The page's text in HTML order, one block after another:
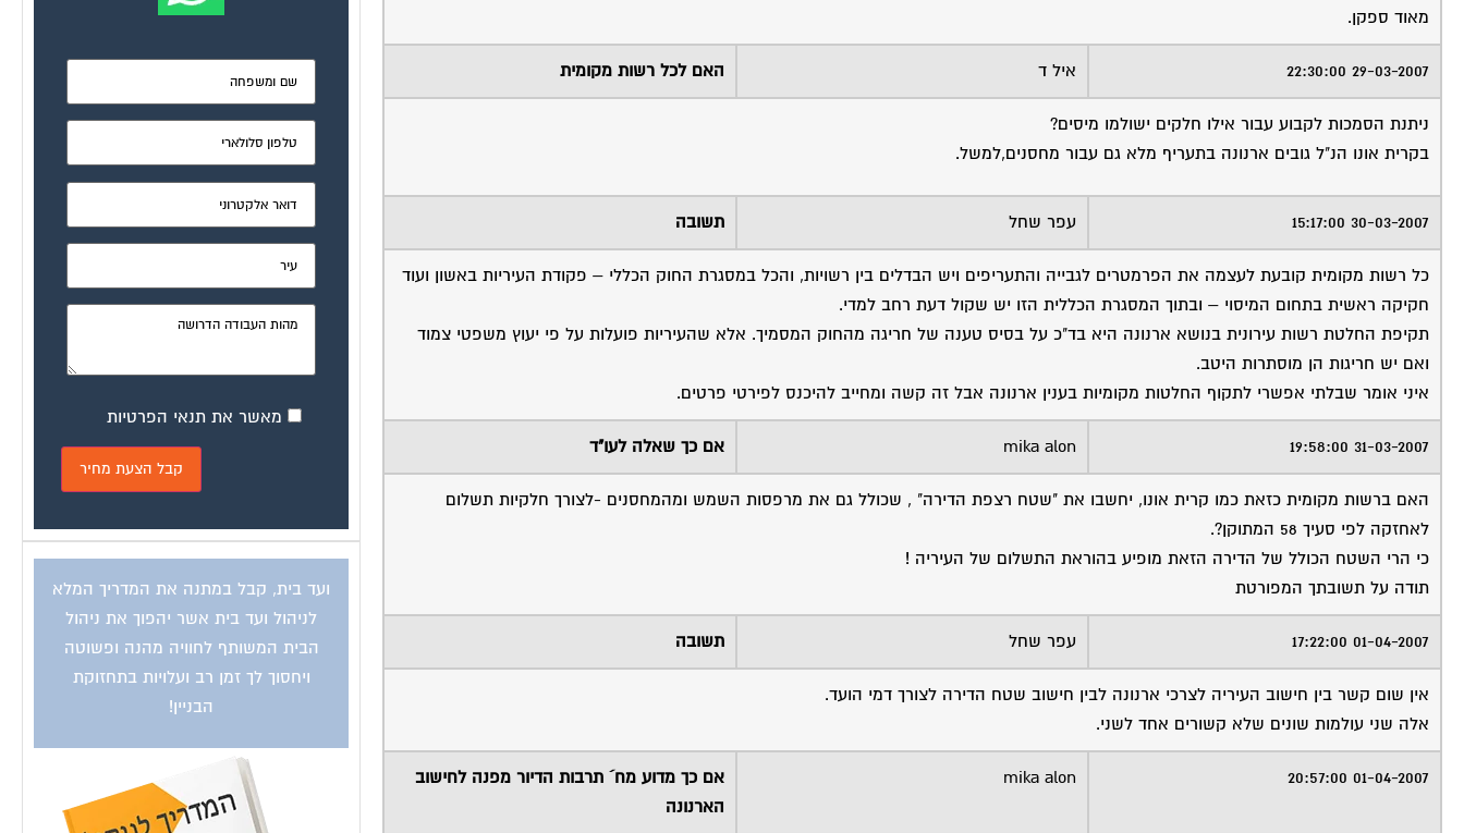
מאוד ספקן.
29-03-2007 22:30:00 איל ד האם לכל רשות מקומית
ניתנת הסמכות לקבוע עבור אילו חלקים ישולמו מיסים?
בקרית אונו הנ"ל גובים ארנונה בתעריף מלא גם עבור מחסנים,למשל.
30-03-2007 15:17:00 עפר שחל תשובה
כל רשות מקומית קובעת לעצמה את הפרמטרים לגבייה והתעריפים ויש הבדלים בין רשויות, והכל במסגרת החוק הכללי – פקודת העיריות באשון ועוד
חקיקה ראשית בתחום המיסוי – ובתוך המסגרת הכללית הזו יש שקול דעת רחב למדי.
תקיפת החלטת רשות עירונית בנושא ארנונה היא בד"כ על בסיס טענה של חריגה מהחוק המסמיך. אלא שהעיריות פועלות על פי יעוץ משפטי צמוד
ואם יש חריגות הן מוסתרות היטב.
איני אומר שבלתי אפשרי לתקוף החלטות מקומיות בענין ארנונה אבל זה קשה ומחייב להיכנס לפירטי פרטים.
31-03-2007 19:58:00
mika alon אם כך שאלה לעו"ד
האם ברשות מקומית כזאת כמו קרית אונו, יחשבו את "שטח רצפת הדירה" , שכולל גם את מרפסות השמש ומהמחסנים -לצורך חלקיות תשלום
לאחזקה לפי סעיך 58 המתוקן?.
כי הרי השטח הכולל של הדירה הזאת מופיע בהוראת התשלום של העיריה !
תודה על תשובתך המפורטת
01-04-2007 17:22:00 עפר שחל תשובה
אין שום קשר בין חישוב העיריה לצרכי ארנונה לבין חישוב שטח הדירה לצורך דמי הועד.
אלה שני עולמות שונים שלא קשורים אחד לשני.
01-04-2007 20:57:00
mika alon
אם כך מדוע מח´ תרבות הדיור מפנה לחישוב
הארנונה
מאשר את תנאי הפרטיות
ועד בית, קבל במתנה את המדריך המלא
לניהול ועד בית אשר יהפוך את ניהול
הבית המשותף לחוויה מהנה ופשוטה
ויחסוך לך זמן רב ועלויות בתחזוקת
הבניין!